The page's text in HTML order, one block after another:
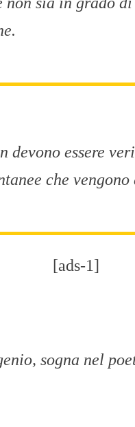
devono essere
che
[ads-1]
sogna nel